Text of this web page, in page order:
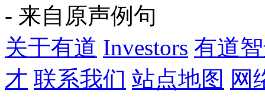
- 来自原声例句
关于有道 Investors 有道
才 联系我们 站点地图 网